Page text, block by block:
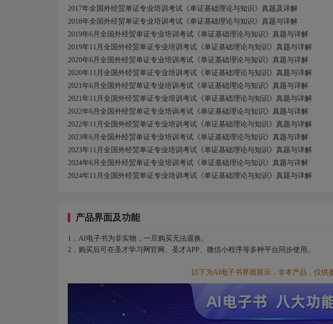
2017年全国外经贸单证专业培训考试《单证基础理论与知识》真题及详解
2018年全国外经贸单证专业培训考试《单证基础理论与知识》真题与详解
2019年6月全国外经贸单证专业培训考试《单证基础理论与知识》真题与详解
2019年11 月全国外经贸单证专业培训考试《单证基础理论与知识》真题与详解
2020年6月全国外经贸单证专业培训考试《单证基础理论与知识》真题与详解
2020年11 月全国外经贸单证专业培训考试《单证基础理论与知识》真题与详解
2021年6月全国外经贸单证专业培训考试《单证基础理论与知识》真题与详解
2021年11 月全国外经贸单证专业培训考试《单证基础理论与知识》真题与详解
2022年6月全国外经贸单证专业培训考试《单证基础理论与知识》真题与详解
2022年11 月全国外经贸单证专业培训考试《单证基础理论与知识》真题与详解
2023年6月全国外经贸单证专业培训考试《单证基础理论与知识》真题与详解
2023年11 月全国外经贸单证专业培训考试《单证基础理论与知识》真题与详解
2024年6月全国外经贸单证专业培训考试《单证基础理论与知识》真题与详解
2024年11 月全国外经贸单证专业培训考试《单证基础理论与知识》真题与详解
产品界面及功能
1．AI电子书为非实物，一旦购买无法退换。
2．购买后可在圣才学习网官网、圣才APP、微信小程序等多种平台同步使用。
以下为AI电子书界面展示，非本产品，仅供